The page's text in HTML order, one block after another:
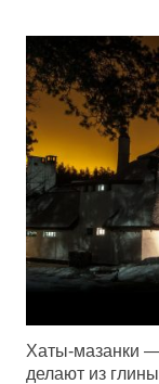
Хаты-мазанки —
делают из